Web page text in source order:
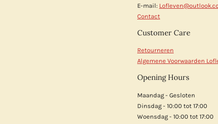
E-mail:
Contact
Customer Care
Retourneren
Algemene Voorwaarden
Opening Hours
Maandag - Gesloten
Dinsdag - 10:00 tot 17:00
Woensdag - 10:00 tot 17:00